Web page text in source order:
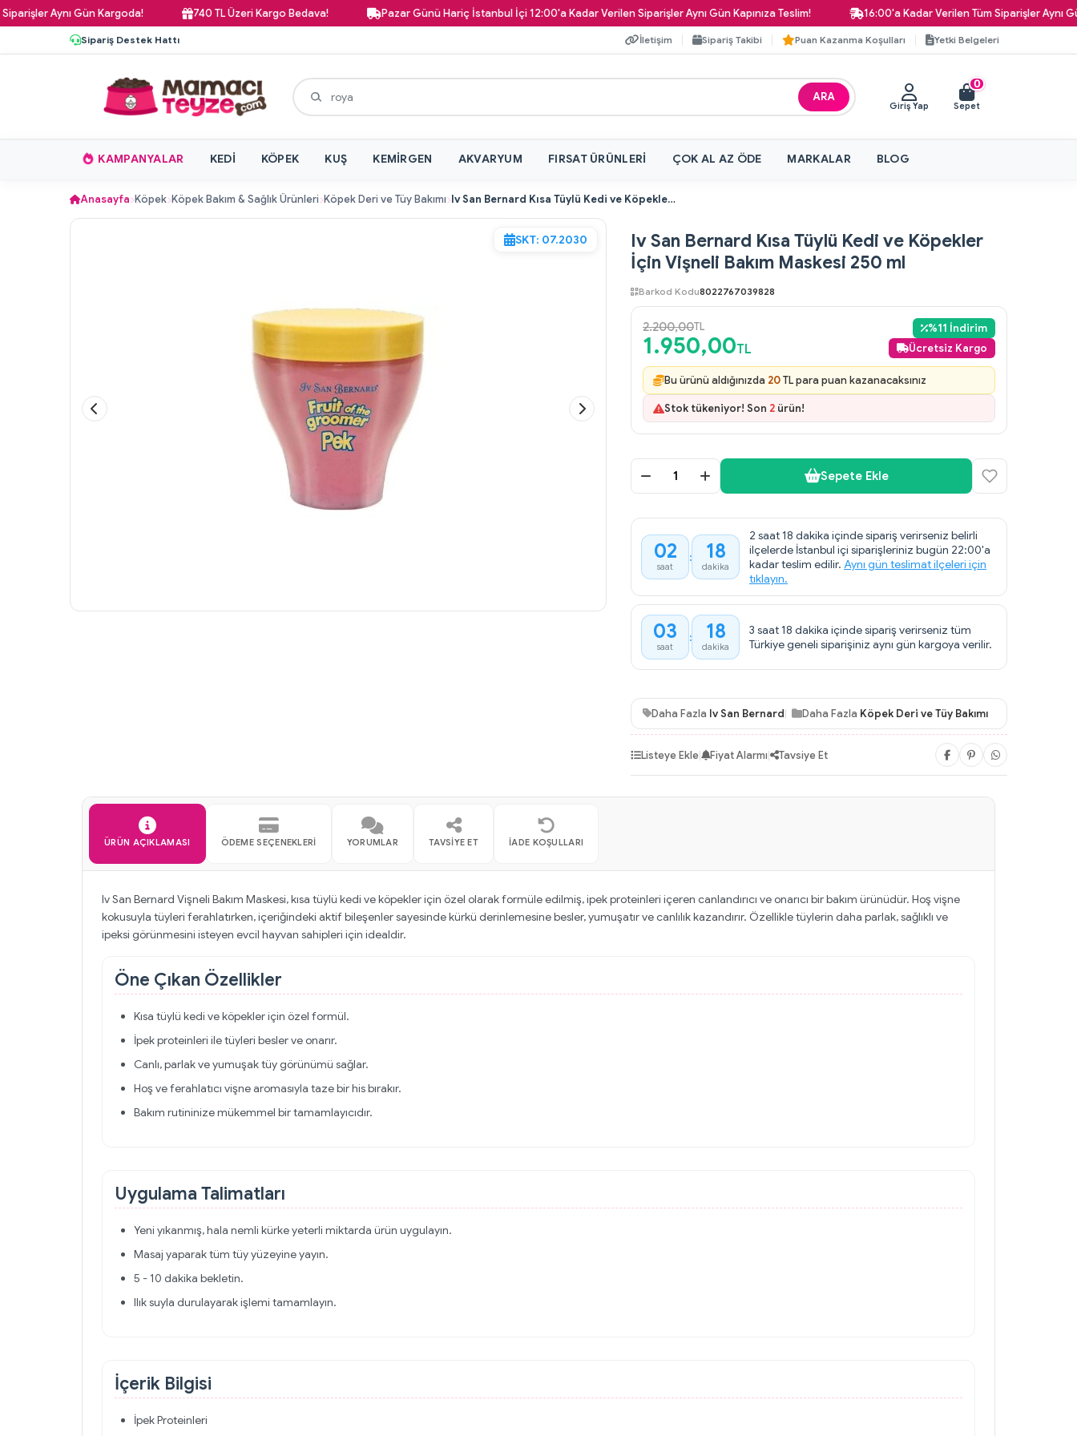
Aynı Gün Kargoda! 740 TL Üzeri Kargo Bedava! Pazar Günü Hariç İstanbul İçi 12:00'a Kadar Verilen Siparişler Aynı Gün Kapınıza Teslim! 16:00'a Kadar Verilen Tüm Siparişler Aynı Gün
Sipariş Destek Hattı İletişim Sipariş Takibi Puan Kazanma Koşulları Yetki Belgeleri
ARA
Giriş Yap
0
Sepet
KAMPANYALAR KEDI KÖPEK KUŞ KEMIRGEN AKVARYUM FIRSAT ÜRÜNLERI ÇOK AL AZ ÖDE MARKALAR BLOG
Anasayfa Köpek Köpek Bakım & Sağlık Ürünleri Köpek Deri ve Tüy Bakımı Iv San Bernard Kısa Tüylü Kedi ve Köpekler İçin Vişneli Bakım Maskesi 250 ml
SKT: 07.2030
Iv San Bernard Kısa Tüylü Kedi ve Köpekler
İçin Vişneli Bakım Maskesi 250 ml
Barkod Kodu8022767039828
2.200,00TL
1.950,00TL
%11 İndirim
Ücretsiz Kargo
Bu ürünü aldığınızda 20TL para puan kazanacaksınız
Stok tükeniyor! Son 2 ürün!
Sepete Ekle
02
saat
: 18
dakika
2 saat 18 dakika içinde sipariş verirseniz belirli
ilçelerde İstanbul içi siparişleriniz bugün 22:00'a
kadar teslim edilir. Aynı gün teslimat ilçeleri için
tıklayın.
03
saat
: 18
dakika
3 saat 18 dakika içinde sipariş verirseniz tüm
Türkiye geneli siparişiniz aynı gün kargoya verilir.
Daha Fazla Iv San Bernard Daha Fazla Köpek Deri ve Tüy Bakımı
Listeye Ekle| Fiyat Alarmı| Tavsiye Et
ÜRÜN AÇIKLAMASI ÖDEME SEÇENEKLERI YORUMLAR TAVSIYE ET İADE KOŞULLARI
Iv San Bernard Vişneli Bakım Maskesi, kısa tüylü kedi ve köpekler için özel olarak formüle edilmiş, ipek proteinleri içeren canlandırıcı ve onarıcı bir bakım ürünüdür. Hoş vişne
kokusuyla tüyleri ferahlatırken, içeriğindeki aktif bileşenler sayesinde kürkü derinlemesine besler, yumuşatır ve canlılık kazandırır. Özellikle tüylerin daha parlak, sağlıklı ve
ipeksi görünmesini isteyen evcil hayvan sahipleri için idealdir.
Öne Çıkan Özellikler
Kısa tüylü kedi ve köpekler için özel formül.
İpek proteinleri ile tüyleri besler ve onarır.
Canlı, parlak ve yumuşak tüy görünümü sağlar.
Hoş ve ferahlatıcı vişne aromasıyla taze bir his bırakır.
Bakım rutininize mükemmel bir tamamlayıcıdır.
Uygulama Talimatları
Yeni yıkanmış, hala nemli kürke yeterli miktarda ürün uygulayın.
Masaj yaparak tüm tüy yüzeyine yayın.
5 - 10 dakika bekletin.
Ilık suyla durulayarak işlemi tamamlayın.
İçerik Bilgisi
İpek Proteinleri